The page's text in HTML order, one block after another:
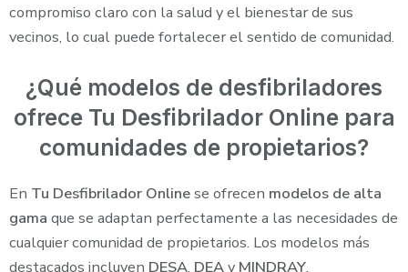
compromiso claro con la salud y el bienestar de sus
vecinos, lo cual puede fortalecer el sentido de comunidad.
¿Qué modelos de desfibriladores
ofrece Tu Desfibrilador Online para
comunidades de propietarios?
En Tu Desfibrilador Onlinese ofrecen modelos de alta
gama que se adaptan perfectamente a las necesidades de
cualquier comunidad de propietarios. Los modelos más
destacados incluyen DESA, DEAy MINDRAY.